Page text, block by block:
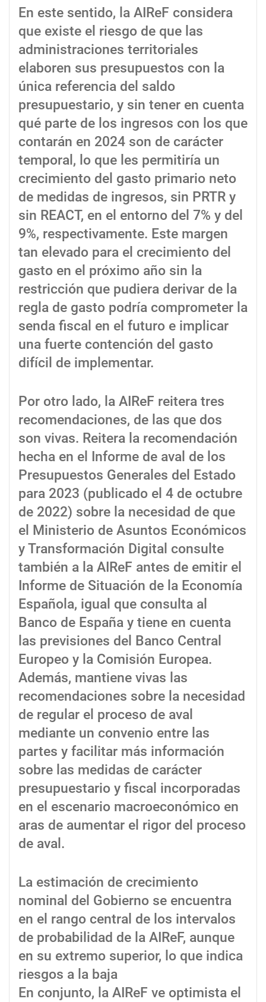
En este sentido, la AIReF considera
que existe el riesgo de que las
administraciones territoriales
elaboren sus presupuestos con la
única referencia del saldo
presupuestario, y sin tener en cuenta
qué parte de los ingresos con los que
contarán en 2024 son de carácter
temporal, lo que les permitiría un
crecimiento del gasto primario neto
de medidas de ingresos, sin PRTR y
sin REACT, en el entorno del 7% y del
9%, respectivamente. Este margen
tan elevado para el crecimiento del
gasto en el próximo año sin la
restricción que pudiera derivar de la
regla de gasto podría comprometer la
senda fiscal en el futuro e implicar
una fuerte contención del gasto
difícil de implementar.
Por otro lado, la AIReF reitera tres
recomendaciones, de las que dos
son vivas. Reitera la recomendación
hecha en el Informe de aval de los
Presupuestos Generales del Estado
para 2023 (publicado el 4 de octubre
de 2022) sobre la necesidad de que
el Ministerio de Asuntos Económicos
y Transformación Digital consulte
también a la AIReF antes de emitir el
Informe de Situación de la Economía
Española, igual que consulta al
Banco de España y tiene en cuenta
las previsiones del Banco Central
Europeo y la Comisión Europea.
Además, mantiene vivas las
recomendaciones sobre la necesidad
de regular el proceso de aval
mediante un convenio entre las
partes y facilitar más información
sobre las medidas de carácter
presupuestario y fiscal incorporadas
en el escenario macroeconómico en
aras de aumentar el rigor del proceso
de aval.
La estimación de crecimiento
nominal del Gobierno se encuentra
en el rango central de los intervalos
de probabilidad de la AIReF, aunque
en su extremo superior, lo que indica
riesgos a la baja
En conjunto, la AIReF ve optimista el